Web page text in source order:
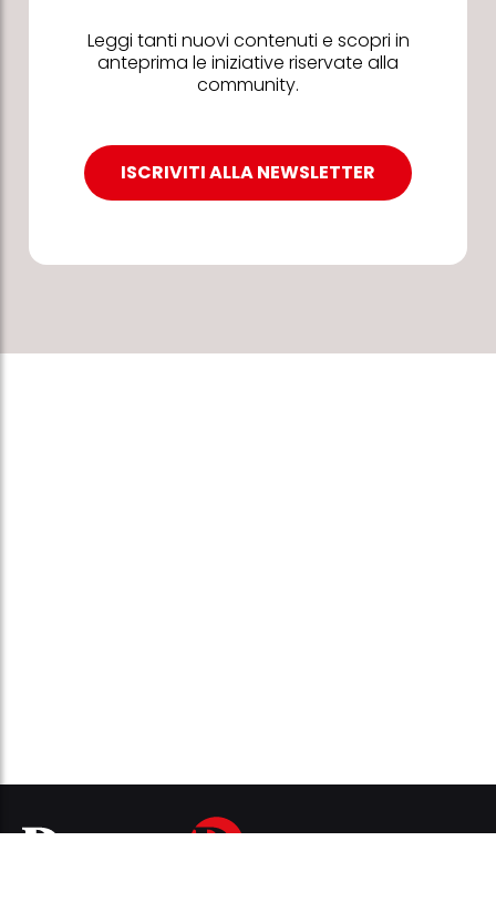
Leggi tanti nuovi contenuti e scopri in
anteprima le iniziative riservate alla
community.
ISCRIVITI ALLA NEWSLETTER